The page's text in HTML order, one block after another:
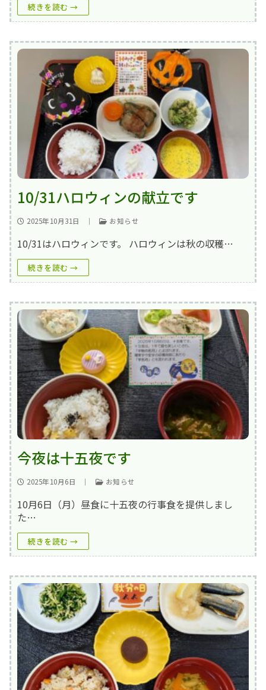
続きを読む →
10/31ハロウィンの献立です
2025年10月31日 ｜ お知らせ
10/31はハロウィンです。 ハロウィンは秋の収穫…
続きを読む →
今夜は十五夜です
2025年10月6日 ｜ お知らせ
10月6日（月）昼食に十五夜の行事食を提供しまし
た…
続きを読む →